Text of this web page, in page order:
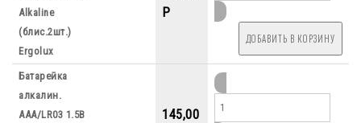
Alkaline
(блис.2шт.)
Ergolux
P
Батарейка
алкалин.
ААА/LR03 1.5B
145,00